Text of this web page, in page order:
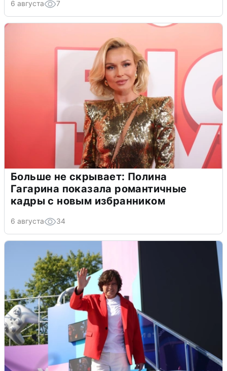
6 августа 7
Больше не скрывает: Полина
Гагарина показала романтичные
кадры с новым избранником
6 августа 34